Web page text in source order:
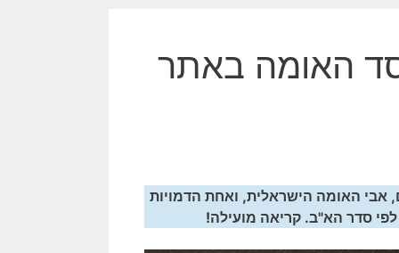
האומה באתר
אבי האומה הישראלית, ואחת הדמויות
סדר הא"ב. קריאה מועילה!